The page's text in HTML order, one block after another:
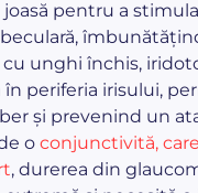
pentru a
unghi închis,
în periferia irisului,
și prevenind un
o conjunctivită,
, durerea din